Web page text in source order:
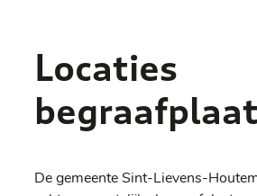
Locaties
De gemeente Sint-Lievens-